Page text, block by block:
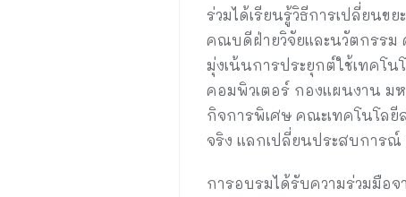
ร่วมได้เรียนรู้วิธีการเปลี่ยนข
คณบดีฝ่ายวิจัยและนวัตกรรม
มุ่งเน้นการประยุกต์ใช้เทคโ
คอมพิวเตอร์ กองแผนงาน ม
กิจการพิเศษ คณะเทคโนโลยี
จริง แลกเปลี่ยนประสบการณ์
การอบรมได้รับความร่วมมือ